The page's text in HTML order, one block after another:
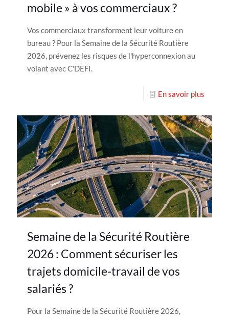
mobile » à vos commerciaux ?
Vos commerciaux transforment leur voiture en
bureau ? Pour la Semaine de la Sécurité Routière
2026, prévenez les risques de l'hyperconnexion au
volant avec C'DEFI.
En savoir plus
Semaine de la Sécurité Routière
2026 : Comment sécuriser les
trajets domicile-travail de vos
salariés ?
Pour la Semaine de la Sécurité Routière 2026,